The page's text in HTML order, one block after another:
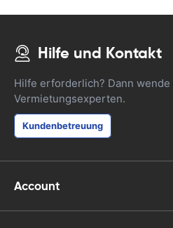
Hilfe und Kontakt
Hilfe erforderlich? Dann
Vermietungsexperten.
Kundenbetreuung
Account